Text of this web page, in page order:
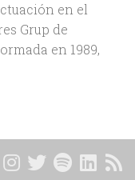
en el
Grup de
en 1989,